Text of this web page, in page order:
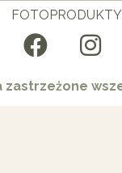
FOTOPRODUKTY
zastrzeżone